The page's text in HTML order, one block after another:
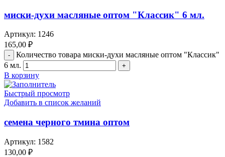
миски-духи масляные оптом "Классик" 6 мл.
Артикул: 1246
165,00 ₽
Количество товара миски-духи масляные оптом "Классик"
6 мл.
В корзину
Быстрый просмотр
Добавить в список желаний
семена черного тмина оптом
Артикул: 1582
130,00 ₽